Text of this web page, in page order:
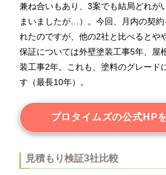
兼ね合いもあり、3案でも結局どれが
まいましたが…）。今回、月内の契約
れたのですが、他の2社と比べるとや
保証については外壁塗装工事5年、屋
装工事2年。これも、塗料のグレード
す（最長10年）。
プロタイムズの公式HP
見積もり検証3社比較